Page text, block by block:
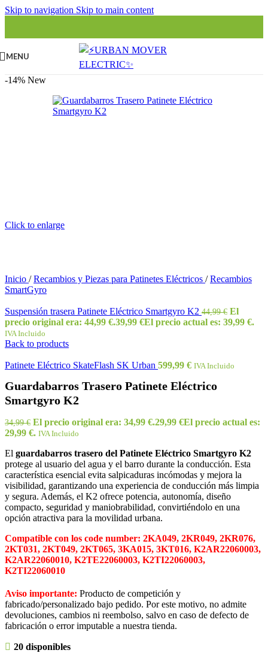
Skip to navigation Skip to main content
MENU
-14% New
Click to enlarge
Inicio / Recambios y Piezas para Patinetes Eléctricos / Recambios
SmartGyro
Suspensión trasera Patinete Eléctrico Smartgyro K2 44,99€ El
precio original era: 44,99 €.39,99 €El precio actual es: 39,99 €.
IVA Incluido
Back to products
Patinete Eléctrico SkateFlash SK Urban 599,99 € IVA Incluido
Guardabarros Trasero Patinete Eléctrico
Smartgyro K2
34,99€ El precio original era: 34,99 €.29,99 €El precio actual es:
29,99 €. IVA Incluido
El guardabarros trasero del Patinete Eléctrico Smartgyro K2
protege al usuario del agua y el barro durante la conducción. Esta
característica esencial evita salpicaduras incómodas y mejora la
visibilidad, garantizando una experiencia de conducción más limpia
y segura. Además, el K2 ofrece potencia, autonomía, diseño
compacto, seguridad y maniobrabilidad, convirtiéndolo en una
opción atractiva para la movilidad urbana.
Compatible con los code number: 2KA049, 2KR049, 2KR076,
2KT031, 2KT049, 2KT065, 3KA015, 3KT016, K2AR22060003,
K2AR22060010, K2TE22060003, K2TI22060003,
K2TI22060010
Aviso importante: Producto de competición y
fabricado/personalizado bajo pedido. Por este motivo, no admite
devoluciones, cambios ni reembolso, salvo en caso de defecto de
fabricación o error imputable a nuestra tienda.
20 disponibles